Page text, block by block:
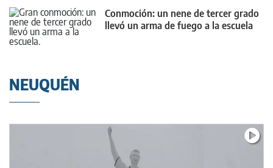
Conmoción: un nene de tercer grado
llevó un arma de fuego a la escuela
NEUQUÉN